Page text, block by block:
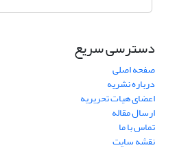
دسترسی سریع
صفحه اصلی
درباره نشریه
اعضای هیات تحریریه
ارسال مقاله
تماس با ما
نقشه سایت